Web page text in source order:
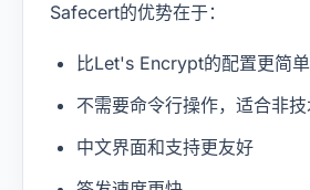
Safecert的优势在于：
比Let's Encrypt的配置更简单
不需要命令行操作，适合非技
中文界面和支持更友好